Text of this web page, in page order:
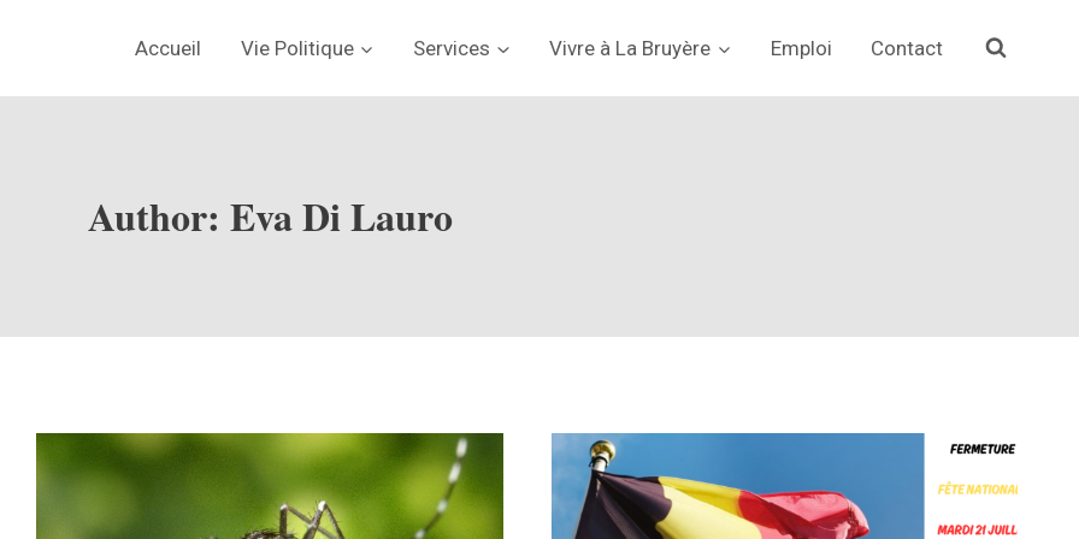
Accueil Vie Politique Services Vivre à La Bruyère Emploi Contact
Author: Eva Di Lauro